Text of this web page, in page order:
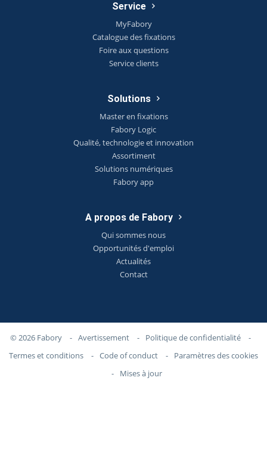
Service
MyFabory
Catalogue des fixations
Foire aux questions
Service clients
Solutions
Master en fixations
Fabory Logic
Qualité, technologie et innovation
Assortiment
Solutions numériques
Fabory app
A propos de Fabory
Qui sommes nous
Opportunités d'emploi
Actualités
Contact
© 2026 Fabory - Avertissement - Politique de confidentialité
-
Termes et conditions
- Code of conduct -
Paramètres des cookies
-
Mises à jour